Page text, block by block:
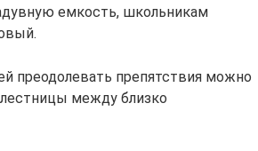
емкость, школьникам
преодолевать препятствия можно
между близко